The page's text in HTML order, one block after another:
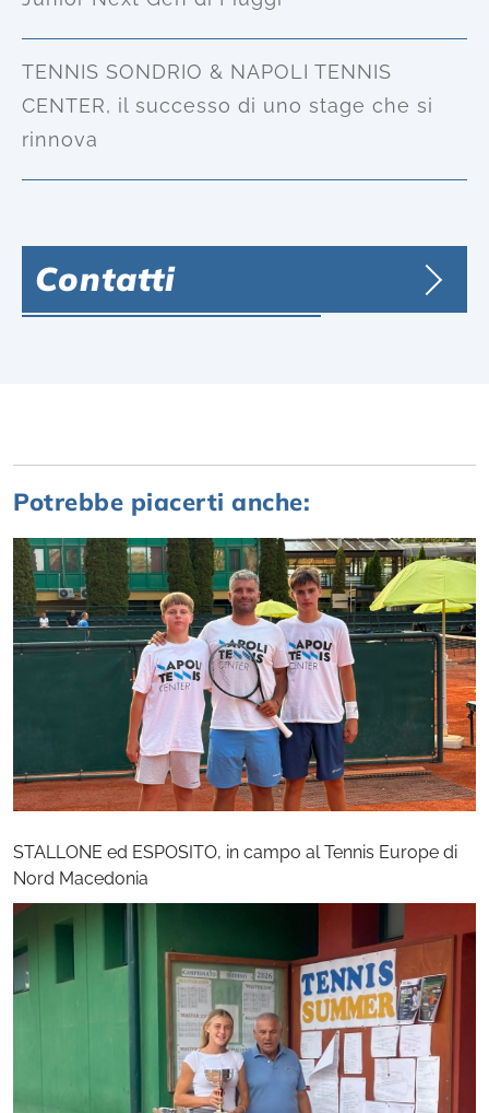
TENNIS SONDRIO & NAPOLI TENNIS
CENTER, il successo di uno stage che si
rinnova
Contatti
Potrebbe piacerti anche:
STALLONE ed ESPOSITO, in campo al Tennis Europe di
Nord Macedonia